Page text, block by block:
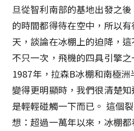
旦從智利南部的基地出發之
的時間都得待在空中，所以
天，談論在冰棚上的迫降，這
不只一次，飛機的四具引擎
1987年，拉森B冰棚和南極
變得更明顯時，我們很清楚
是輕輕碰觸一下而已。 這個
想：超過一萬年以來，冰棚